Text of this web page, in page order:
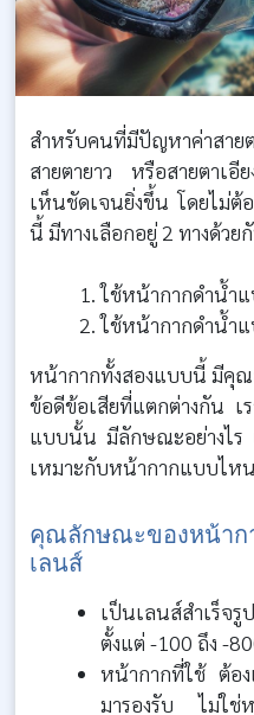
สำหรับคนที่มีปัญหาค่าส
สายตายาว หรือสายตาเอี
เห็นชัดเจนยิ่งขึ้น โดยไม่
นี้ มีทางเลือกอยู่ 2 ทางด้วย
ใช้หน้ากากดำน้ำ
ใช้หน้ากากดำน้ำ
หน้ากากทั้งสองแบบนี้ มีคุณ
ข้อดีข้อเสียที่แตกต่างกัน เ
แบบนั้น มีลักษณะอย่างไร
เหมาะกับหน้ากากแบบไหน
คุณลักษณะของหน้าก
เลนส์
เป็นเลนส์สำเร็จ
ตั้งแต่ -100 ถึง -
หน้ากากที่ใช้ ต้อง
มารองรับ ไม่ใช่